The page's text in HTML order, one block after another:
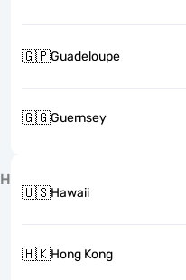
🇬🇵Guadeloupe
🇬🇬Guernsey
H
🇺🇸Hawaii
🇭🇰Hong Kong